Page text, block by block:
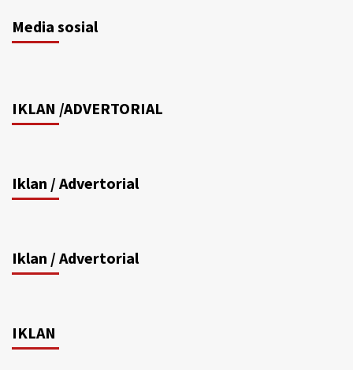
Media sosial
IKLAN /ADVERTORIAL
Iklan / Advertorial
Iklan / Advertorial
IKLAN